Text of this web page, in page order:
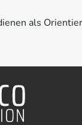
als